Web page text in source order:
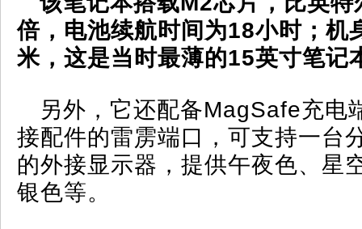
倍，电池续航时间为18小时；机
米，这是当时最薄的15英寸笔记
另外，它还配备MagSafe充电
接配件的雷雳端口，可支持一台
的外接显示器，提供午夜色、星
银色等。